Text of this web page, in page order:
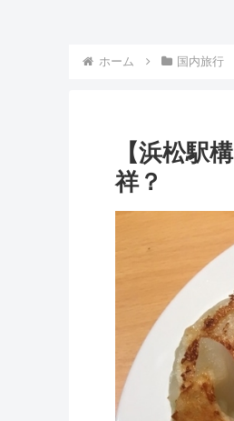
ホーム 国内旅行
【浜松駅
祥？